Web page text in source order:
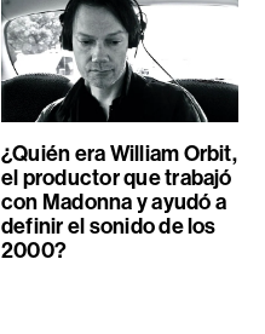
¿Quién era William Orbit,
el productor que trabajó
con Madonna y ayudó a
definir el sonido de los
2000?